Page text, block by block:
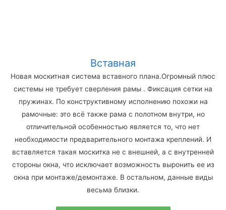
Вставная
Новая москитная система вставного плана.Огромный плюс
системы не требует сверления рамы . Фиксация сетки на
пружинах. По конструктивному исполнению похожи на
рамочные: это всё также рама с полотном внутри, но
отличительной особенностью является то, что нет
необходимости предварительного монтажа креплений. И
вставляется такая москитка не с внешней, а с внутренней
стороны окна, что исключает возможность выронить ее из
окна при монтаже/демонтаже. В остальном, данные виды
весьма близки.